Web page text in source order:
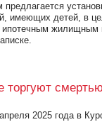
предлагается
имеющих детей, в
ипотечным
торгуют
2025 года в